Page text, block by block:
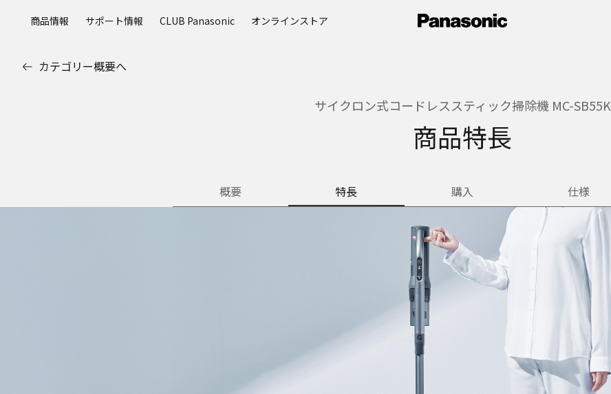
プ
商品情報 サポート情報 CLUB Panasonic オンラインストア
カテゴリー概要へ
サイクロン式コードレススティック掃除機 MC-SB55K
商品特長
概要 特長 購入 仕様